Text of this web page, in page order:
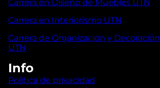
Carrera en Diseño de Muebles UTN
Carrera en Interiorismo UTN
Carrera de Organización y
UTN
Info
Política de privacidad